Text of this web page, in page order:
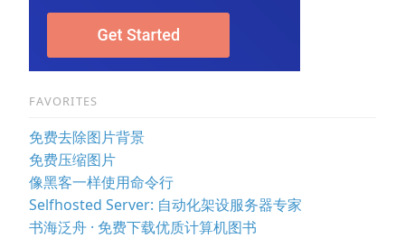
FAVORITES
免费去除图片背景
免费压缩图片
像黑客一样使用命令行
Selfhosted Server: 自动化架设服务器专家
书海泛舟 · 免费下载优质计算机图书